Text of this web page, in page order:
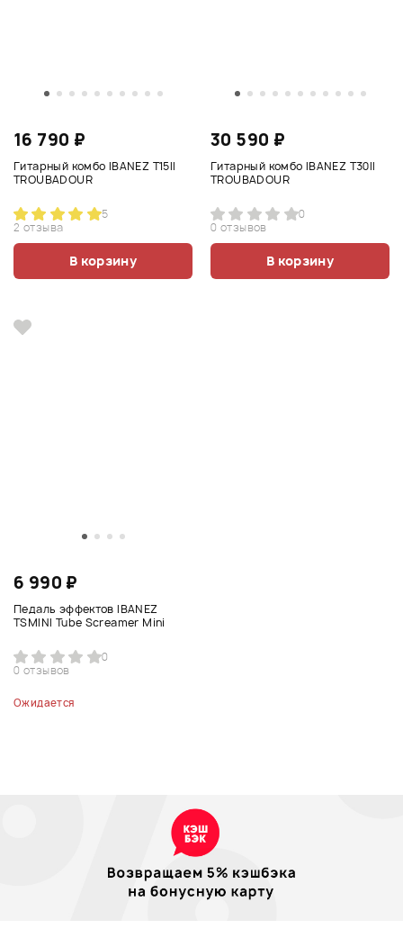
16 790 ₽
Гитарный комбо IBANEZ T15II
TROUBADOUR
5
2 отзыва
В корзину
30 590 ₽
Гитарный комбо IBANEZ T30II
TROUBADOUR
0
0 отзывов
В корзину
6 990 ₽
Педаль эффектов IBANEZ
TSMINI Tube Screamer Mini
0
0 отзывов
Ожидается